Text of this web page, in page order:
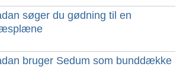
søger du gødning til en
bruger Sedum som bunddække